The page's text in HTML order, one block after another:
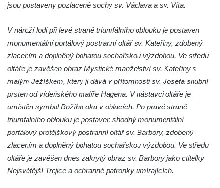
Márnice na hřbitově ve Sněžné
Kaple Nejsvětější Trojice ve Sněžné
Hřbitovní kaple v Horním Podluží
Kostel svaté Máří Magdalény v Božanově
Hrobka rodiny Brass na hřbitově v Dolním
Podluží
Kostel svatého Bartoloměje ve Velkém
Šenově
Kaple Anděla Strážce na Valdeku
Hřbitovní kaple v Lipové
Márnice na bývalém hřbitově u kostela
jsou postaveny pozlacené sochy sv. Václava a sv. Víta.
V nároží lodi při levé straně triumfálního oblouku je postaven
monumentální portálový postranní oltář sv. Kateřiny, zdobený
zlacením a doplněný bohatou sochařskou výzdobou. Ve středu
oltáře je zavěšen obraz Mystické manželství sv. Kateřiny s
malým Ježíškem, který ji dává v přítomnosti sv. Josefa snubní
prsten od vídeňského malíře Hagena. V nástavci oltáře je
umístěn symbol Božího oka v oblacích. Po pravé straně
triumfálního oblouku je postaven shodný monumentální
portálový protějškový postranní oltář sv. Barbory, zdobený
zlacením a doplněný bohatou sochařskou výzdobou. Ve středu
oltáře je zavěšen dnes zakrytý obraz sv. Barbory jako ctitelky
Nejsvětější Trojice a ochranné patronky umírajících.